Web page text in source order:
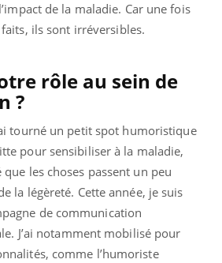
de la maladie. Car une fois
ils sont irréversibles.
rôle au sein de
?
tourné un petit spot humoristique
pour sensibiliser à la maladie,
les choses passent un peu
la légèreté. Cette année, je suis
de communication
J’ai notamment mobilisé pour
comme l’humoriste